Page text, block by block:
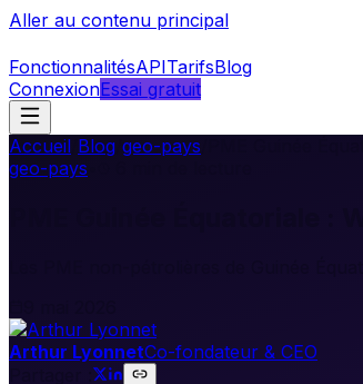
Aller au contenu principal
FonctionnalitésAPITarifsBlog
ConnexionEssai gratuit
Accueil Blog geo-pays
geo-pays
Les PME non-pétrolières de Guinée
Arthur LyonnetCo-fondateur & CEO